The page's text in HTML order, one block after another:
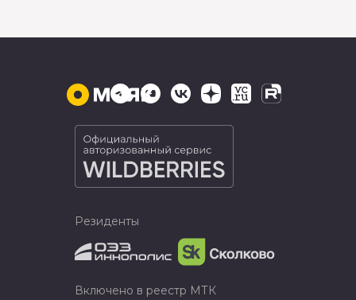
Резиденты
Включено в реестр МТК